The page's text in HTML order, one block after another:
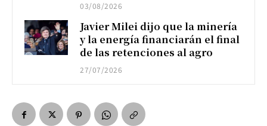
03/08/2026
Javier Milei dijo que la minería
y la energía financiarán el final
de las retenciones al agro
27/07/2026